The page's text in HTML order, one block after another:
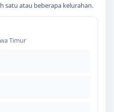
satu atau beberapa kelurahan.
Timur